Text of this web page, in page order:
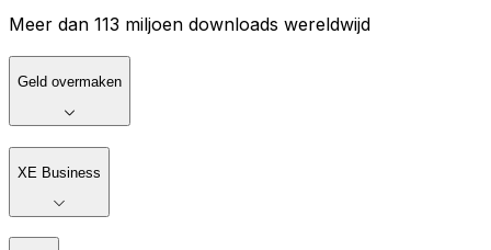
Meer dan 113 miljoen downloads wereldwijd
Geld overmaken
XE Business